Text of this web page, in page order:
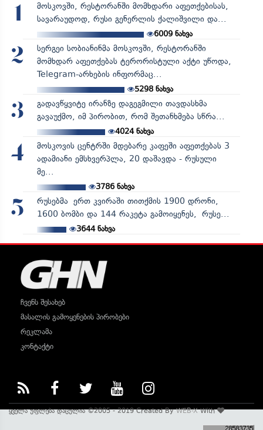
1
მოსკოვში, რესტორანში მომხდარი აფეთქებისას,
სავარაუდოდ, რუსი გენერლის ქალიშვილი და...
6009 ნახვა
2
სერგეი სობიანინმა მოსკოვში, რესტორანში
მომხდარ აფეთქებას ტერორისტული აქტი უწოდა,
Telegram-არხების ინფორმაც...
5298ნახვა
3
გადავწყვიტე ირანზე დაგეგმილი თავდასხმა
გავაუქმო, იმ პირობით, რომ შეთანხმება სწრა...
4024ნახვა
4
მოსკოვის ცენტრში მდებარე კაფეში აფეთქებას 3
ადამიანი ემსხვერპლა, 20 დაშავდა - რუსული
მე...
3786ნახვა
5
რუსებმა ერთ კვირაში თითქმის 1900 დრონი,
1600 ბომბი და 144 რაკეტა გამოიყენეს, რუსე...
3644ნახვა
ჩვენს შესახებ
მასალის გამოყენების პირობები
რეკლამა
კონტაქტი
ყველა უფლება დაცულია ©2005 - 2019 Created ByWEB-XWith